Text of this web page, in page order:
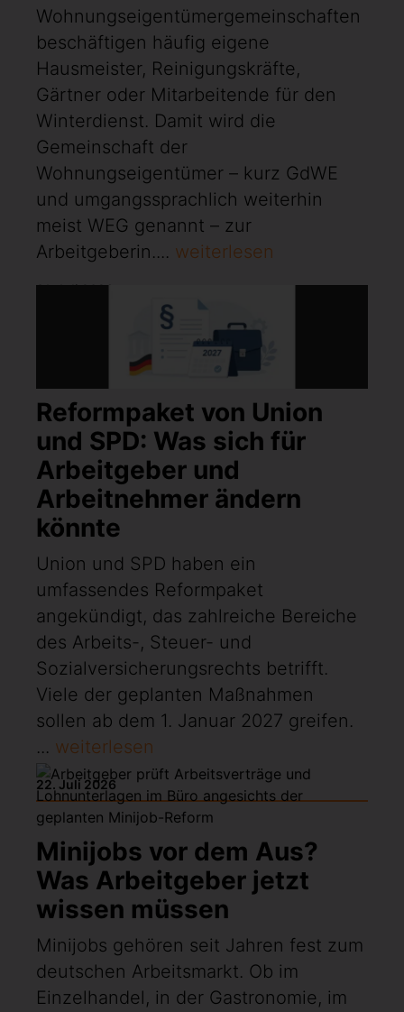
Wohnungseigentümergemeinschaften
beschäftigen häufig eigene
Hausmeister, Reinigungskräfte,
Gärtner oder Mitarbeitende für den
Winterdienst. Damit wird die
Gemeinschaft der
Wohnungseigentümer – kurz GdWE
und umgangssprachlich weiterhin
meist WEG genannt – zur
Arbeitgeberin.... weiterlesen
31. Juli 2026
Reformpaket von Union
und SPD: Was sich für
Arbeitgeber und
Arbeitnehmer ändern
könnte
Union und SPD haben ein
umfassendes Reformpaket
angekündigt, das zahlreiche Bereiche
des Arbeits-, Steuer- und
Sozialversicherungsrechts betrifft.
Viele der geplanten Maßnahmen
sollen ab dem 1. Januar 2027 greifen.
... weiterlesen
22. Juli 2026
Minijobs vor dem Aus?
Was Arbeitgeber jetzt
wissen müssen
Minijobs gehören seit Jahren fest zum
deutschen Arbeitsmarkt. Ob im
Einzelhandel, in der Gastronomie, im